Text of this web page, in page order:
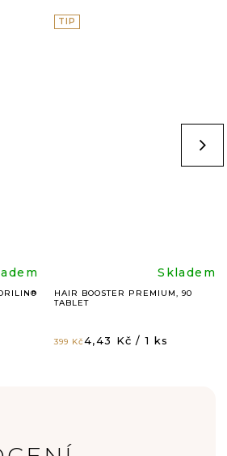
TIP
HAIR BOOSTER PREMIUM, 90
TABLET
4,9
Skladem
399 KčMěrná
4,43 Kč / 1 ks